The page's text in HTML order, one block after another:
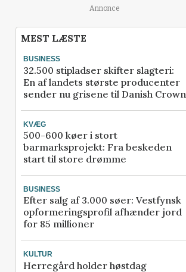
Annonce
MEST LÆSTE
BUSINESS
32.500 stipladser skifter slagteri:
En af landets største producenter
sender nu grisene til Danish Crown
KVÆG
500-600 køer i stort
barmarksprojekt: Fra beskeden
start til store drømme
BUSINESS
Efter salg af 3.000 søer: Vestfynsk
opformeringsprofil afhænder jord
for 85 millioner
KULTUR
Herregård holder høstdag